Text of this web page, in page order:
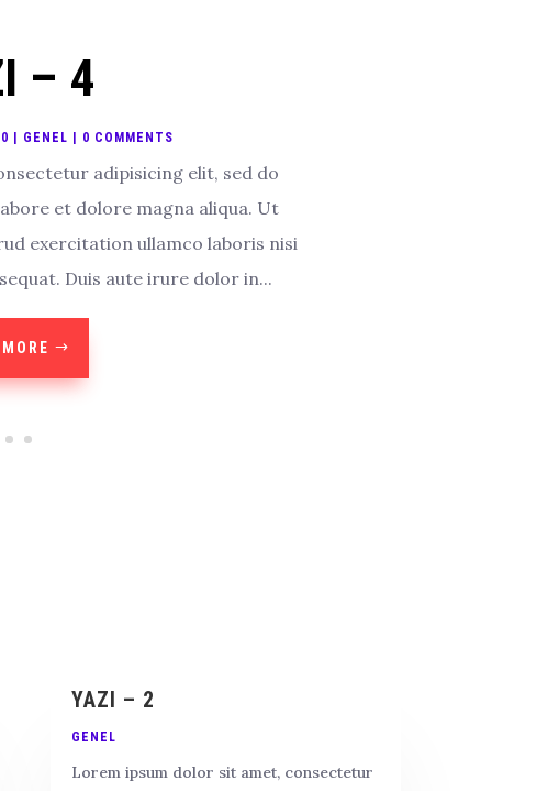
– 4
| GENEL | 0 COMMENTS
adipisicing elit, sed do
et dolore magna aliqua. Ut
exercitation ullamco laboris nisi
Duis aute irure dolor in...
YAZI – 2
GENEL
Lorem ipsum dolor sit amet, consectetur